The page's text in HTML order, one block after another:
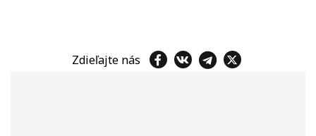
Zdieľajte nás